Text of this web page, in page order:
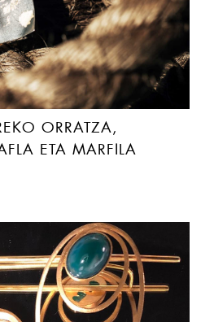
ORRATZA,
ETA MARFILA